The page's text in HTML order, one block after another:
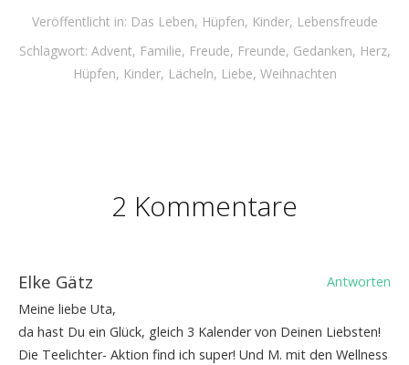
Veröffentlicht in: Das Leben, Hüpfen, Kinder, Lebensfreude
Schlagwort: Advent, Familie, Freude, Freunde, Gedanken, Herz,
Hüpfen, Kinder, Lächeln, Liebe, Weihnachten
2 Kommentare
Elke Gätz
Antworten
Meine liebe Uta,
da hast Du ein Glück, gleich 3 Kalender von Deinen Liebsten!
Die Teelichter- Aktion find ich super! Und M. mit den Wellness